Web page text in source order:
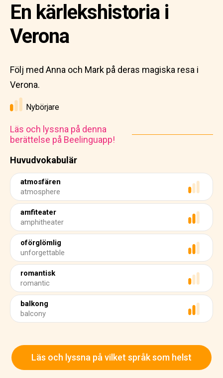
Huvudvokabulär
atmosfären
atmosphere
amfiteater
amphitheater
oförglömlig
unforgettable
romantisk
romantic
balkong
balcony
En kärlekshistoria i
Verona
Följ med Anna och Mark på deras magiska resa i
Verona.
Nybörjare
Läs och lyssna på denna
berättelse på Beelinguapp!
Läs och lyssna på vilket språk som helst